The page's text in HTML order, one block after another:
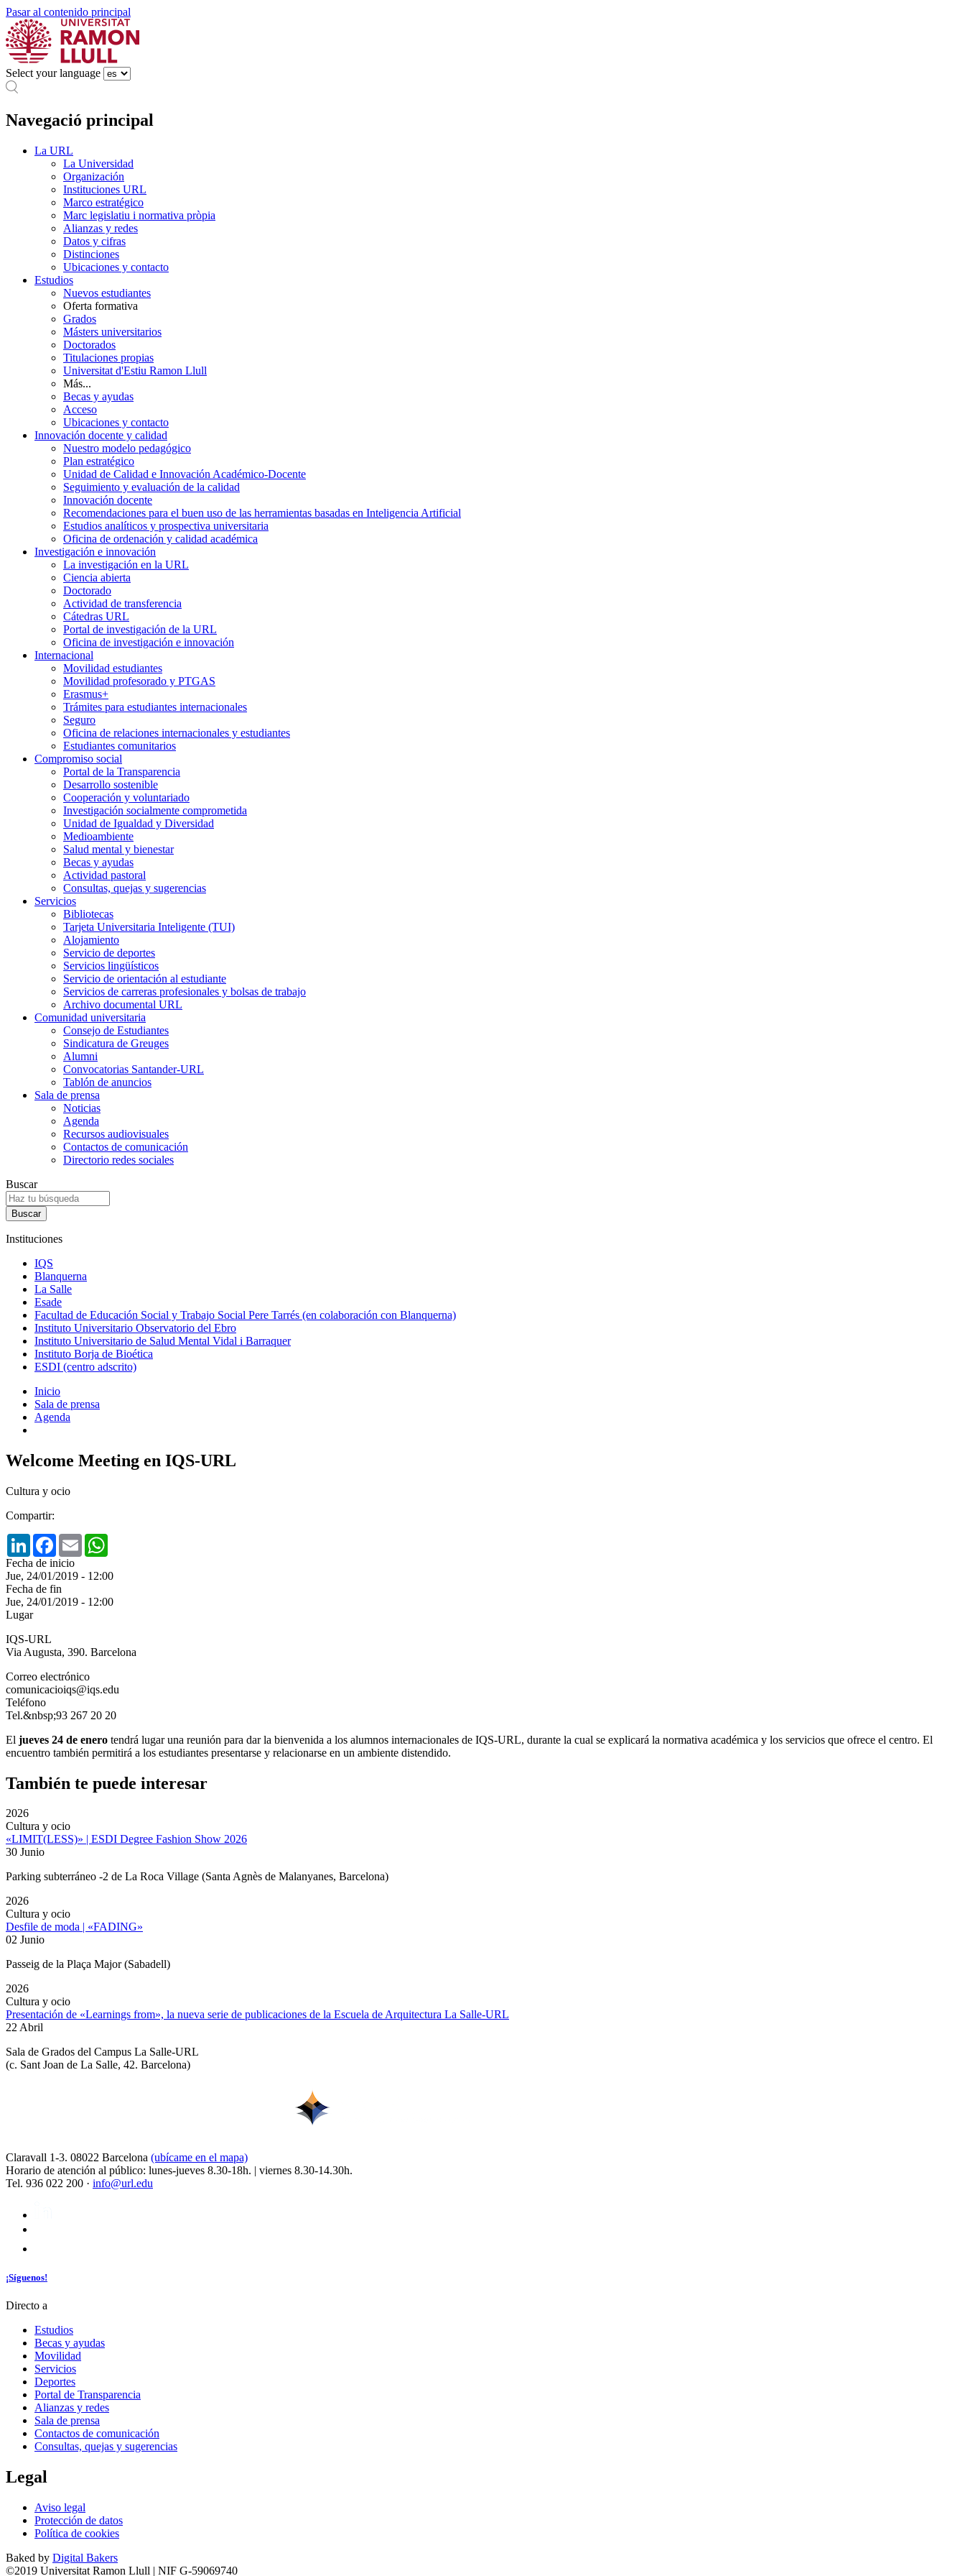
Pasar al contenido principal
Select your language
Navegació principal
La URL
La Universidad
Organización
Instituciones URL
Marco estratégico
Marc legislatiu i normativa pròpia
Alianzas y redes
Datos y cifras
Distinciones
Ubicaciones y contacto
Estudios
Nuevos estudiantes
Oferta formativa
Grados
Másters universitarios
Doctorados
Titulaciones propias
Universitat d'Estiu Ramon Llull
Más...
Becas y ayudas
Acceso
Ubicaciones y contacto
Innovación docente y calidad
Nuestro modelo pedagógico
Plan estratégico
Unidad de Calidad e Innovación Académico-Docente
Seguimiento y evaluación de la calidad
Innovación docente
Recomendaciones para el buen uso de las herramientas basadas en Inteligencia Artificial
Estudios analíticos y prospectiva universitaria
Oficina de ordenación y calidad académica
Investigación e innovación
La investigación en la URL
Ciencia abierta
Doctorado
Actividad de transferencia
Cátedras URL
Portal de investigación de la URL
Oficina de investigación e innovación
Internacional
Movilidad estudiantes
Movilidad profesorado y PTGAS
Erasmus+
Trámites para estudiantes internacionales
Seguro
Oficina de relaciones internacionales y estudiantes
Estudiantes comunitarios
Compromiso social
Portal de la Transparencia
Desarrollo sostenible
Cooperación y voluntariado
Investigación socialmente comprometida
Unidad de Igualdad y Diversidad
Medioambiente
Salud mental y bienestar
Becas y ayudas
Actividad pastoral
Consultas, quejas y sugerencias
Servicios
Bibliotecas
Tarjeta Universitaria Inteligente (TUI)
Alojamiento
Servicio de deportes
Servicios lingüísticos
Servicio de orientación al estudiante
Servicios de carreras profesionales y bolsas de trabajo
Archivo documental URL
Comunidad universitaria
Consejo de Estudiantes
Sindicatura de Greuges
Alumni
Convocatorias Santander-URL
Tablón de anuncios
Sala de prensa
Noticias
Agenda
Recursos audiovisuales
Contactos de comunicación
Directorio redes sociales
Buscar
Instituciones
IQS
Blanquerna
La Salle
Esade
Facultad de Educación Social y Trabajo Social Pere Tarrés (en colaboración con Blanquerna)
Instituto Universitario Observatorio del Ebro
Instituto Universitario de Salud Mental Vidal i Barraquer
Instituto Borja de Bioética
ESDI (centro adscrito)
Inicio
Sala de prensa
Agenda
Welcome Meeting en IQS-URL
Cultura y ocio
Compartir:
LinkedInFacebook
Email
Fecha de inicio
Jue, 24/01/2019 - 12:00
Fecha de fin
Jue, 24/01/2019 - 12:00
Lugar
IQS-URL
Via Augusta, 390. Barcelona
Correo electrónico
comunicacioiqs@iqs.edu
Teléfono
Tel.&nbsp;93 267 20 20
El jueves 24 de enero tendrá lugar una reunión para dar la bienvenida a los alumnos internacionales de IQS-URL, durante la cual se explicará la normativa académica y los servicios que ofrece el centro. El
encuentro también permitirá a los estudiantes presentarse y relacionarse en un ambiente distendido.
También te puede interesar
2026
Cultura y ocio
«LIMIT(LESS)» | ESDI Degree Fashion Show 2026
30 Junio
Parking subterráneo -2 de La Roca Village (Santa Agnès de Malanyanes, Barcelona)
2026
Cultura y ocio
Desfile de moda | «FADING»
02 Junio
Passeig de la Plaça Major (Sabadell)
2026
Cultura y ocio
Presentación de «Learnings from», la nueva serie de publicaciones de la Escuela de Arquitectura La Salle-URL
22 Abril
Sala de Grados del Campus La Salle-URL
(c. Sant Joan de La Salle, 42. Barcelona)
Claravall 1-3. 08022 Barcelona (ubícame en el mapa)
Horario de atención al público: lunes-jueves 8.30-18h. | viernes 8.30-14.30h.
Tel. 936 022 200 · info@url.edu
¡Síguenos!
Directo a
Estudios
Becas y ayudas
Movilidad
Servicios
Deportes
Portal de Transparencia
Alianzas y redes
Sala de prensa
Contactos de comunicación
Consultas, quejas y sugerencias
Legal
Aviso legal
Protección de datos
Política de cookies
Baked by Digital Bakers
©2019 Universitat Ramon Llull | NIF G-59069740